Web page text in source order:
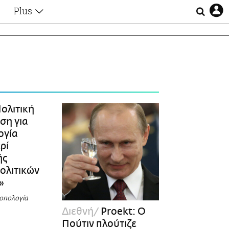
Plus
Οι Αθηναίοι
Απώλειες
Lgbtqi+
για
Διεθνή Proekt: Ο
Πούτιν πλούτιζε